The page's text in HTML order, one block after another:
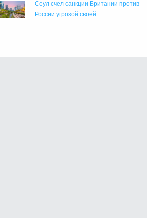
Сеул счел санкции Британии против
России угрозой своей...